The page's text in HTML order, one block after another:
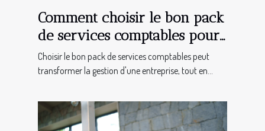
Comment choisir le bon pack
de services comptables pour
votre entreprise ?
Choisir le bon pack de services comptables peut
transformer la gestion d'une entreprise, tout en...